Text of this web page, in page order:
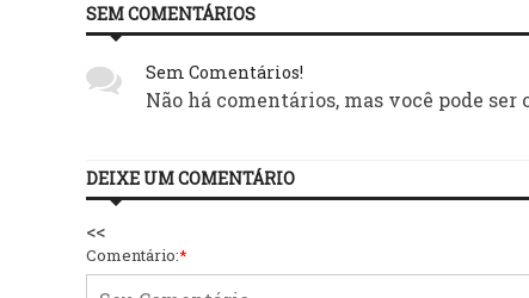
SEM COMENTÁRIOS
Sem Comentários!
Não há comentários, mas você pode
DEIXE UM COMENTÁRIO
<<
Comentário:*